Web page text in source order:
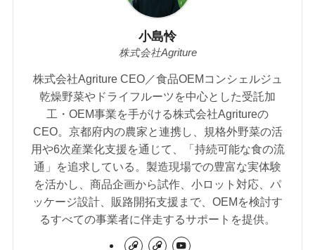
小島怜
株式会社Agriture
株式会社Agriture CEO／食品OEMコンシェルジュ
乾燥野菜やドライフルーツを中心とした受託加
工・OEM事業を手がける株式会社Agritureの
CEO。京都府内の農家と連携し、規格外野菜の活
用や6次産業化支援を通じて、「持続可能な食の流
通」を追求している。製造現場での豊富な実体験
を活かし、商品企画から試作、小ロット対応、パ
ッケージ設計、販路開拓支援まで、OEMを検討す
るすべての事業者に伴走するサポートを提供。